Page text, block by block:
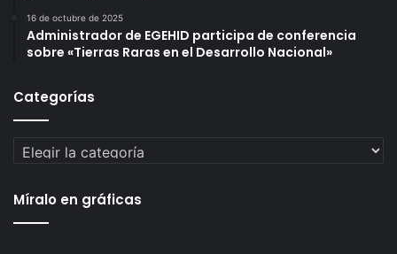
16 de octubre de 2025
Administrador de EGEHID participa de conferencia
sobre «Tierras Raras en el Desarrollo Nacional»
Categorías
Categorías
Míralo en gráficas